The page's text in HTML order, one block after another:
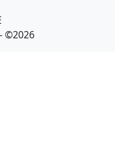
©2026